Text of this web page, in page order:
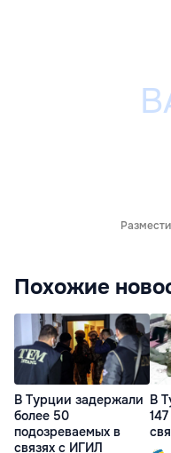
Похожие
В Турции задержали
более 50
подозреваемых в
связях с ИГИЛ
В